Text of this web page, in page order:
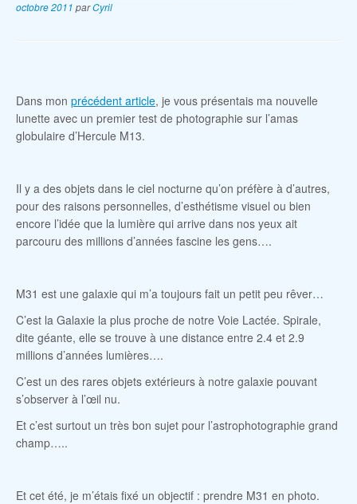
octobre 2011 parCyril
Dans mon précédent article, je vous présentais ma nouvelle
lunette avec un premier test de photographie sur l’amas
globulaire d’Hercule M13.
Il y a des objets dans le ciel nocturne qu’on préfère à d’autres,
pour des raisons personnelles, d’esthétisme visuel ou bien
encore l’idée que la lumière qui arrive dans nos yeux ait
parcouru des millions d’années fascine les gens….
M31 est une galaxie qui m’a toujours fait un petit peu rêver…
C’est la Galaxie la plus proche de notre Voie Lactée. Spirale,
dite géante, elle se trouve à une distance entre 2.4 et 2.9
millions d’années lumières….
C’est un des rares objets extérieurs à notre galaxie pouvant
s’observer à l’œil nu.
Et c’est surtout un très bon sujet pour l’astrophotographie grand
champ…..
Et cet été, je m’étais fixé un objectif : prendre M31 en photo.